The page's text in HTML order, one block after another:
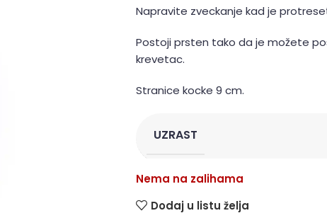
Napravite zveckanje kad je
Postoji prsten tako da je možete
krevetac.
Stranice kocke 9 cm.
UZRAST
Nema na zalihama
Dodaj u listu želja